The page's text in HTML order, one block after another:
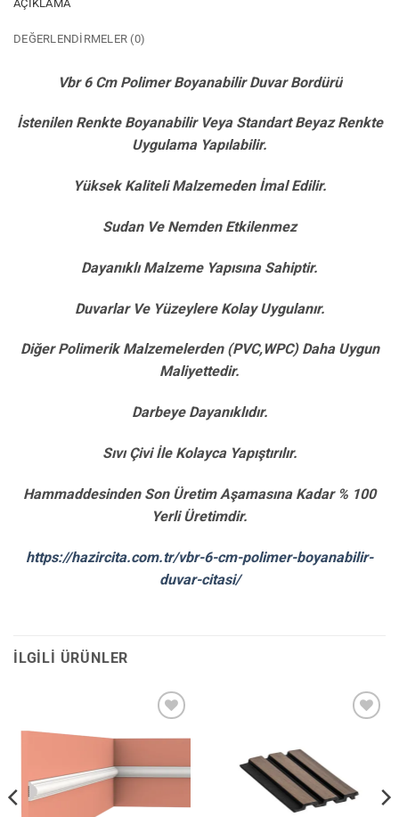
AÇIKLAMA
DEĞERLENDIRMELER (0)
Vbr 6 Cm Polimer Boyanabilir Duvar Bordürü
İstenilen Renkte Boyanabilir Veya Standart Beyaz Renkte
Uygulama Yapılabilir.
Yüksek Kaliteli Malzemeden İmal Edilir.
Sudan Ve Nemden Etkilenmez
Dayanıklı Malzeme Yapısına Sahiptir.
Duvarlar Ve Yüzeylere Kolay Uygulanır.
Diğer Polimerik Malzemelerden (PVC,WPC) Daha Uygun
Maliyettedir.
Darbeye Dayanıklıdır.
Sıvı Çivi İle Kolayca Yapıştırılır.
Hammaddesinden Son Üretim Aşamasına Kadar % 100
Yerli Üretimdir.
https://hazircita.com.tr/vbr-6-cm-polimer-boyanabilir-
duvar-citasi/
İLGILI ÜRÜNLER